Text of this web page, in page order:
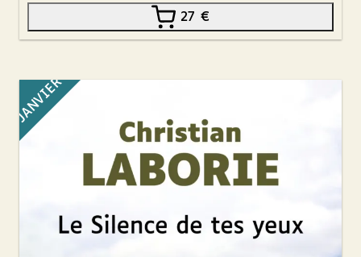
27 €
JANVIER